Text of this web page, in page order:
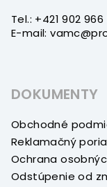
Tel.: +421 902
E-mail:
DOKUMENTY
Obchodné
Reklamačný
Ochrana
Odstúpenie od